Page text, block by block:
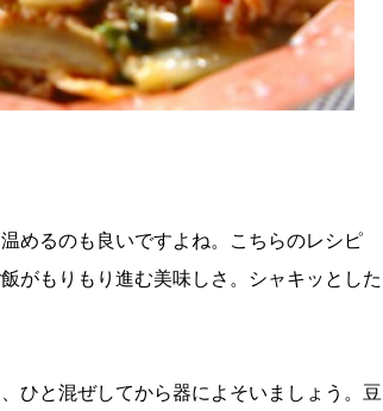
めるのも良いですよね。こちらのレシピ
がもりもり進む美味しさ。シャキッとした
ひと混ぜしてから器によそいましょう。豆